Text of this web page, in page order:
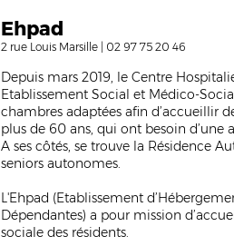
Ehpad
2 rue Louis Marsille | 02 97 75 20 46
Depuis mars 2019, le Centre
Etablissement Social et Médico-
chambres adaptées afin d’accueillir
plus de 60 ans, qui ont besoin d’une
A ses côtés, se trouve la Résidence
seniors autonomes.
L'Ehpad (Etablissement
Dépendantes) a pour mission
sociale des résidents.